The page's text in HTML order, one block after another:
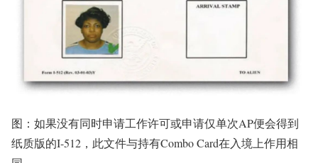
图：如果没有同时申请工作许可或申请仅单次AP便会得到
纸质版的I-512，此文件与持有Combo Card在入境上作用相